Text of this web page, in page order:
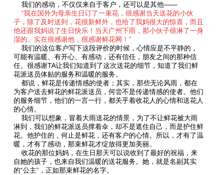
我们的感动，不仅仅来自于客户，还可以是其他——
“我在国外为母亲生日订了一束花，很感谢当天送花的小伙
子，除了及时送到，花很新鲜外，也给了我妈很大的惊喜，而且
他还跟我妈说了生日快乐！当天广州下雨，那小伙子很淋了一身
湿的。实在很感谢他，很感谢鲜花网！”
我们的这位客户写下这段评价的时候，心情应是不平静的，
可能有温暖、有开心、有感动，还有信任，朋友之间的那种信
任。很感谢TA让我们知道到了这次送花的细节，知道了我们鲜
花派送员体贴的服务和温暖的服务。
都说，鲜花是传递情感的使者；其实，那些无论风雨，都在
为客户送去鲜花的鲜花派送员，何尝不是传递情感的使者。他们
的服务细节，他们的一言一行，都关乎着收花人的心情和送花人
的心情。
我们可以想象，冒着大雨送花的情景，为了不让鲜花被大雨
淋到，我们的鲜花派送员撑着伞，却不是遮住自己，而是护住鲜
花。他护住的，何止是鲜花，还有客户的心情。所以，才有了温
暖，才有了感动，那束鲜花才绽放得更加美丽。
收花的那位妈妈，在生日那天可以说收到了最好的祝福，来
自她的孩子，也来自我们温暖的送花服务。她，就是名副其实
的“公主”，正如那束鲜花的名字。